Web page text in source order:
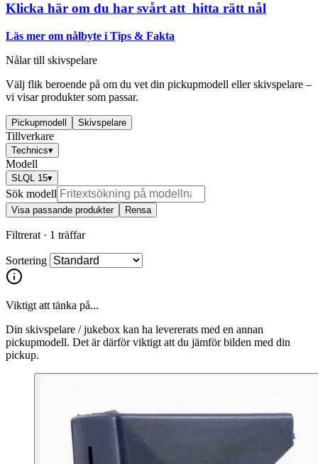
Klicka här om du har svårt att hitta rätt nål
Läs mer om nålbyte i Tips & Fakta
Nålar till skivspelare
Välj flik beroende på om du vet din pickupmodell eller skivspelare –
vi visar produkter som passar.
Pickupmodell Skivspelare
Tillverkare
Technics▾
Modell
SLQL 15▾
Sök modell
Visa passande produkter Rensa
Filtrerat · 1 träffar
Sortering
Viktigt att tänka på...
Din skivspelare / jukebox kan ha levererats med en annan
pickupmodell. Det är därför viktigt att du jämför bilden med din
pickup.